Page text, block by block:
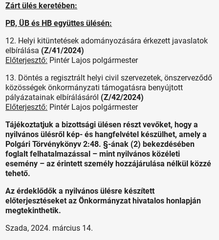
Zárt ülés keretében:
PB, ÜB és HB együttes ülésén:
12. Helyi kitüntetések adományozására érkezett javaslatok
elbírálása (Z/41/2024)
Előterjesztő: Pintér Lajos polgármester
13. Döntés a regisztrált helyi civil szervezetek, önszerveződő
közösségek önkormányzati támogatásra benyújtott
pályázatainak elbírálásáról (Z/42/2024)
Előterjesztő: Pintér Lajos polgármester
Tájékoztatjuk a bizottsági ülésen részt vevőket, hogy a
nyilvános ülésről kép- és hangfelvétel készülhet, amely a
Polgári Törvénykönyv 2:48. §-ának (2) bekezdésében
foglalt felhatalmazással – mint nyilvános közéleti
esemény – az érintett személy hozzájárulása nélkül közzé
tehető.
Az érdeklődők a nyilvános ülésre készített
előterjesztéseket az Önkormányzat hivatalos honlapján
megtekinthetik.
Szada, 2024. március 14.